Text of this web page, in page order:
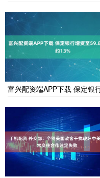
富兴配资端APP下载 保定银